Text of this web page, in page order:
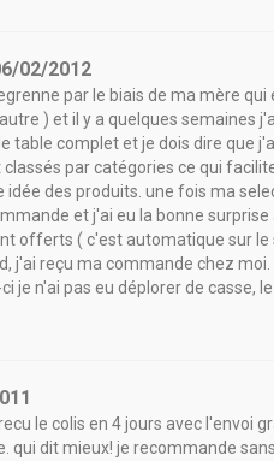
02/2012
par le biais de ma mère qui
) et il y a quelques semaines
table complet et je dois dire que
par catégories ce qui
des produits. une fois ma
et j'ai eu la bonne
offerts ( c'est automatique sur le
j'ai reçu ma commande chez
n'ai pas eu déplorer de casse,
le colis en 4 jours avec l'envoi
qui dit mieux! je recommande